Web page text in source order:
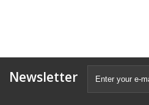
Newsletter